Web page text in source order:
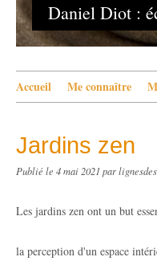
Daniel Diot :
Accueil Me connaître
Jardins zen
Publié le 4 mai 2021 par
Les jardins zen ont un but
la perception d'un espace